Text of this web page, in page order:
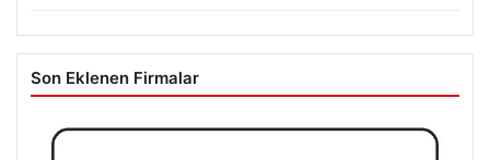
Son Eklenen Firmalar